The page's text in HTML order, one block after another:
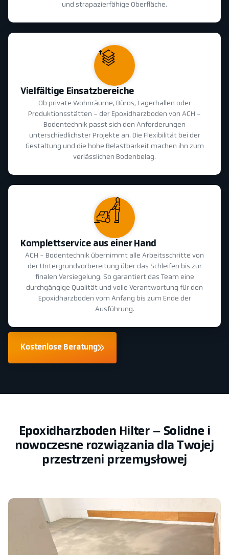
und strapazierfähige Oberfläche.
Vielfältige Einsatzbereiche
Ob private Wohnräume, Büros, Lagerhallen oder
Produktionsstätten - der Epoxidharzboden von ACH -
Bodentechnik passt sich den Anforderungen
unterschiedlichster Projekte an. Die Flexibilität bei der
Gestaltung und die hohe Belastbarkeit machen ihn zum
verlässlichen Bodenbelag.
Komplettservice aus einer Hand
ACH - Bodentechnik übernimmt alle Arbeitsschritte von
der Untergrundvorbereitung über das Schleifen bis zur
finalen Versiegelung. So garantiert das Team eine
durchgängige Qualität und volle Verantwortung für den
Epoxidharzboden vom Anfang bis zum Ende der
Ausführung.
Kostenlose Beratung
Epoxidharzboden Hilter – Solidne i
nowoczesne rozwiązania dla Twojej
przestrzeni przemysłowej